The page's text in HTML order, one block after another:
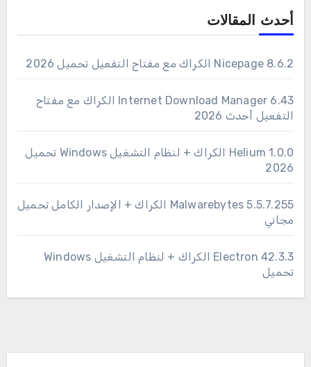
أحدث المقالات
Nicepage 8.6.2 الكراك مع مفتاح التفعيل تحميل 2026
6.43 Internet Download Manager الكراك مع مفتاح
التفعيل أحدث 2026
1.0.0 Helium الكراك + لنظام التشغيل Windows تحميل
2026
Malwarebytes 5.5.7.255 الكراك + الإصدار الكامل تحميل
مجاني
Electron 42.3.3 الكراك + لنظام التشغيل Windows
تحميل